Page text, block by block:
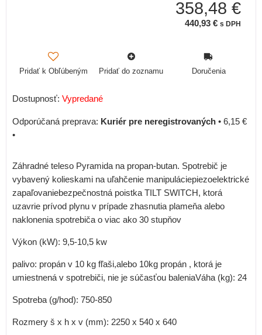
358,48 €
440,93 € s DPH
Pridať k Obľúbeným Pridať do zoznamu Doručenia
Dostupnosť: Vypredané
Kuriér pre neregistrovaných • 6,15 €
•
Záhradné teleso Pyramida na propan-butan. Spotrebič je
vybavený kolieskami na uľahčenie manipuláciepiezoelektrické
zapaľovaniebezpečnostná poistka TILT SWITCH, ktorá
uzavrie prívod plynu v prípade zhasnutia plameňa alebo
naklonenia spotrebiča o viac ako 30 stupňov
Výkon (kW): 9,5-10,5 kw
palivo: propán v 10 kg fľaši,alebo 10kg propán , ktorá je
umiestnená v spotrebiči, nie je súčasťou baleniaVáha (kg): 24
Spotreba (g/hod): 750-850
Rozmery š x h x v (mm): 2250 x 540 x 640